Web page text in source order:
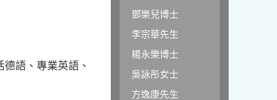
語、專業英語、
鄧樂兒博士
李宗華先生
楊永樂博士
吳詠彤女士
方逸康先生